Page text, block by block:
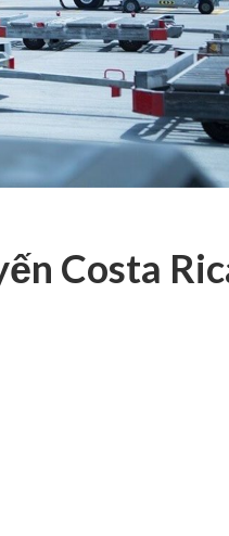
Costa